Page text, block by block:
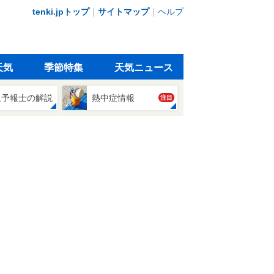
tenki.jpトップ｜ サイトマップ｜ ヘルプ
気 季節特集 天気ニュース
報士の解説 熱中症情報 注目